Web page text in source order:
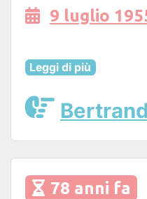
9 luglio
Leggi di più
78 anni fa